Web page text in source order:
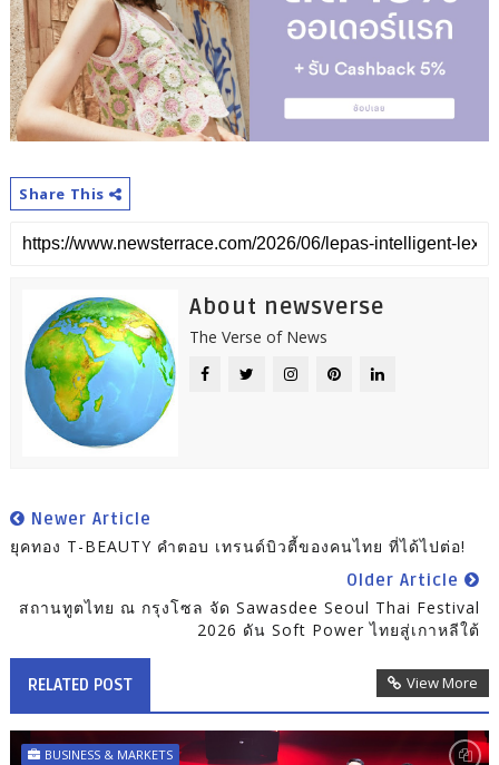
Share This
About newsverse
The Verse of News
Newer Article
ยุคทอง T-BEAUTY คำตอบ เทรนด์บิวตี้ของคนไทย ที่ได้ไปต่อ!
Older Article
สถานทูตไทย ณ กรุงโซล จัด Sawasdee Seoul Thai Festival
2026 ดัน Soft Power ไทยสู่เกาหลีใต้
RELATED POST View More
BUSINESS & MARKETS